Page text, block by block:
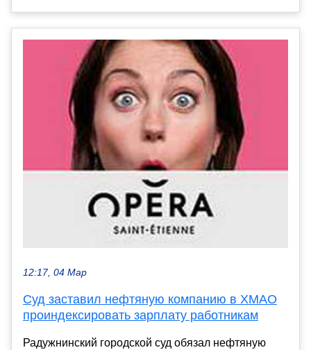
12:17, 04 Мар
Суд заставил нефтяную компанию в ХМАО
проиндексировать зарплату работникам
Радужнинский городской суд обязал нефтяную